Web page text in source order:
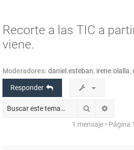
Recorte a las TIC a
viene.
Moderadores: daniel.esteban, irene.olalla,
Responder
Buscar
1 mensaje • Página